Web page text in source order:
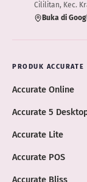
Cililitan, Kec.
Buka di
PRODUK ACCURATE
Accurate Online
Accurate 5
Accurate Lite
Accurate POS
Accurate Bliss